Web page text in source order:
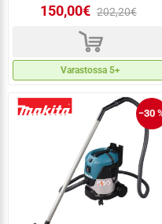
150,00€ 202,20€
d
Varastossa 5+
−30